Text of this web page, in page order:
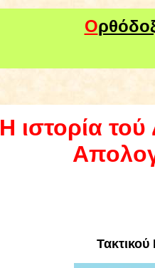
Ο
Η ιστορία